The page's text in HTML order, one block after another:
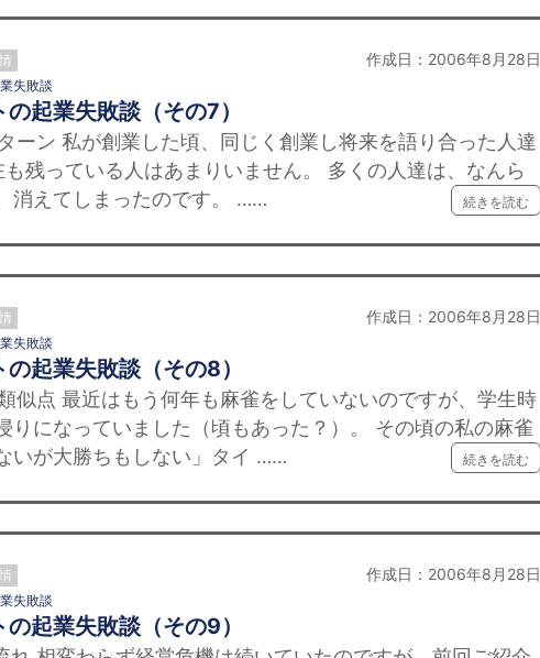
作成日：2006年8月28日
失敗談
起業失敗談（その7）
ーン 私が創業した頃、同じく創業し将来を語り合った人達
残っている人はあまりいません。 多くの人達は、なんら
消えてしまったのです。 ……
続きを読む
作成日：2006年8月28日
失敗談
起業失敗談（その8）
似点 最近はもう何年も麻雀をしていないのですが、学生時
りになっていました（頃もあった？）。 その頃の私の麻雀
いが大勝ちもしない」タイ ……
続きを読む
作成日：2006年8月28日
失敗談
起業失敗談（その9）